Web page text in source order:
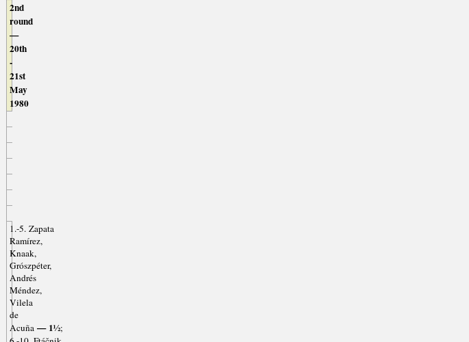
2nd
round
—
20th
-
21st
May
1980
1.-5. Zapata
Ramírez,
Knaak,
Grószpéter,
Andrés
Méndez,
Vilela
de
Acuña— 1½;